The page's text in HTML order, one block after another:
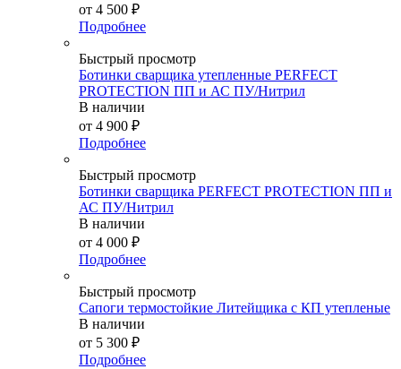
от 4 500 ₽
Подробнее
Быстрый просмотр
Ботинки сварщика утепленные PERFECT
PROTECTION ПП и АС ПУ/Нитрил
В наличии
от 4 900 ₽
Подробнее
Быстрый просмотр
Ботинки сварщика PERFECT PROTECTION ПП и
АС ПУ/Нитрил
В наличии
от 4 000 ₽
Подробнее
Быстрый просмотр
Сапоги термостойкие Литейщика с КП утепленые
В наличии
от 5 300 ₽
Подробнее